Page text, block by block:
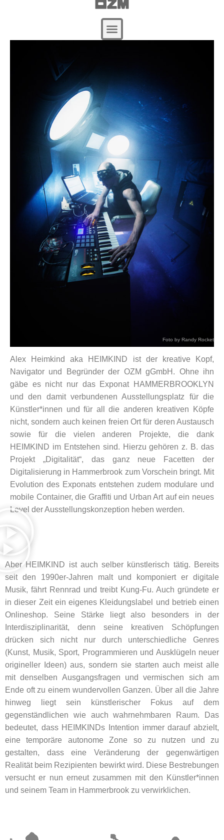
Foto by Randy Rocket
Alex Heimkind aka HEIMKIND ist der kreative Kopf,
Navigator und Begründer der OZM gGmbH. Ohne ihn
gäbe es nicht nur das Exponat HAMMERBROOKLYN
und den damit verbundenen Ausstellungsplatz für die
Künstler*innen und für all die anderen kreativen Köpfe
nicht, sondern auch keinen freien Ort für deren Austausch
sowie für die vielen anderen Projekte, die dank
HEIMKIND im Entstehen sind. Hierzu gehören z. B. das
Projekt „Digitalität“, das ganz neue Facetten der
Digitalisierung in Hammerbrook zum Vorschein bringt. Mit
Evolution des Exponats entstehen zudem modulare und
mobile Container, die Graffiti und Urban Art auf ein neues
Level der Ausstellungskonzeption heben werden.
Aber HEIMKIND ist auch selber künstlerisch tätig. Bereits
seit den 1990er-Jahren malt und komponiert er digitale
Musik, fährt Rennrad und treibt Kung-Fu. Auch gründete er
in dieser Zeit ein eigenes Kleidungslabel und betrieb einen
Onlineshop. Seine Stärke liegt also besonders in der
Interdisziplinarität, denn seine kreativen Schöpfungen
drücken sich nicht nur durch unterschiedliche Genres
(Kunst, Musik, Sport, Programmieren und Ausklügeln neuer
origineller Ideen) aus, sondern sie starten auch meist alle
mit denselben Ausgangsfragen und vermischen sich am
Ende oft zu einem wundervollen Ganzen. Über all die Jahre
hinweg liegt sein künstlerischer Fokus auf dem
gegenständlichen wie auch wahrnehmbaren Raum. Das
bedeutet, dass HEIMKINDs Intention immer darauf abzielt,
eine temporäre autonome Zone so zu nutzen und zu
gestalten, dass eine Veränderung der gegenwärtigen
Realität beim Rezipienten bewirkt wird. Diese Bestrebungen
versucht er nun erneut zusammen mit den Künstler*innen
und seinem Team in Hammerbrook zu verwirklichen.